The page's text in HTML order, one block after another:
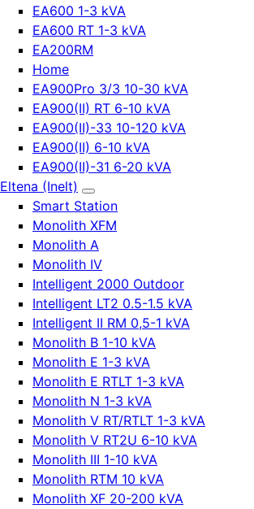
EA600 1-3 kVA
EA600 RT 1-3 kVA
EA200RM
Home
EA900Pro 3/3 10-30 kVA
EA900(II) RT 6-10 kVA
EA900(II)-33 10-120 kVA
EA900(II) 6-10 kVA
EA900(II)-31 6-20 kVA
Eltena (Inelt)
Smart Station
Monolith XFM
Monolith A
Monolith IV
Intelligent 2000 Outdoor
Intelligent LT2 0.5-1.5 kVA
Intelligent II RM 0,5-1 kVA
Monolith B 1-10 kVA
Monolith E 1-3 kVA
Monolith E RTLT 1-3 kVA
Monolith N 1-3 kVA
Monolith V RT/RTLT 1-3 kVA
Monolith V RT2U 6-10 kVA
Monolith III 1-10 kVA
Monolith RTM 10 kVA
Monolith XF 20-200 kVA